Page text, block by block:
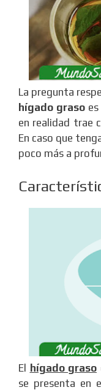
La pregunta
hígado grasoes
en realidad trae
En caso que
poco más a
El hígado graso
se presenta en